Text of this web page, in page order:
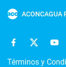
ACONCAGUA
Términos y